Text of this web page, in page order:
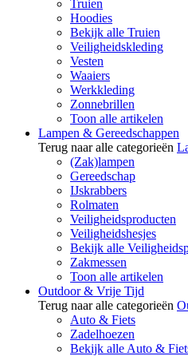
Truien
Hoodies
Bekijk alle Truien
Veiligheidskleding
Vesten
Waaiers
Werkkleding
Zonnebrillen
Toon alle artikelen
Lampen & Gereedschappen
Terug naar alle categorieën
(Zak)lampen
Gereedschap
IJskrabbers
Rolmaten
Veiligheidsproducten
Veiligheidshesjes
Bekijk alle
Zakmessen
Toon alle artikelen
Outdoor & Vrije Tijd
Terug naar alle categorieën
Auto & Fiets
Zadelhoezen
Bekijk alle Auto &